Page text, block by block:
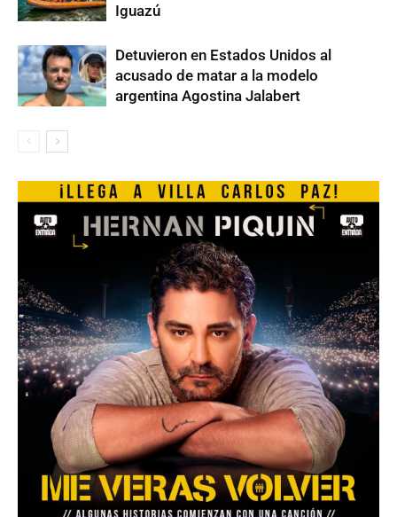
Iguazú
Detuvieron en Estados Unidos al
acusado de matar a la modelo
argentina Agostina Jalabert